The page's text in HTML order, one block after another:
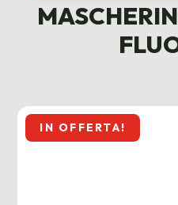
IN OFFERTA!